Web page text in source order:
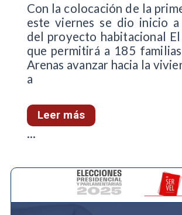
Con la colocación de la
este viernes se dio inicio
del proyecto habitacional
que permitirá a 185
Arenas avanzar hacia la
a
Leer más
...